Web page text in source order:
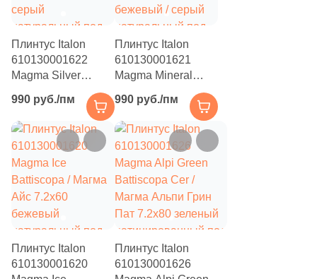
Орнамент (
Паркет ( 20)
Полосы (296
Птицы и животные (64)
Пэчворк (91)
Растительность (133)
Стекло (2 )
Терраццо (
Ткань (53)
Травертин (27
Плинтус Italon
610130001622
Magma Silver
Battiscopa / Магма
Сильвер 7.2x60
серый
натуральный под
камень
990 руб./пм
Плинтус Italon
610130001621
Magma Mineral
Battiscopa / Магма
Минерал 7.2x60
бежевый / серый
натуральный под
камень
990 руб./пм
Плинтус Italon
610130001620
Плинтус Italon
610130001626